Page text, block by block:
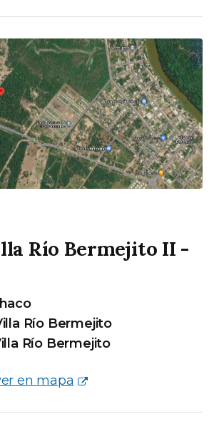
Río Bermejito II -
Río Bermejito
Río Bermejito
en mapa